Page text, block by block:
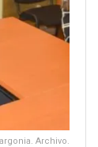
Archivo.